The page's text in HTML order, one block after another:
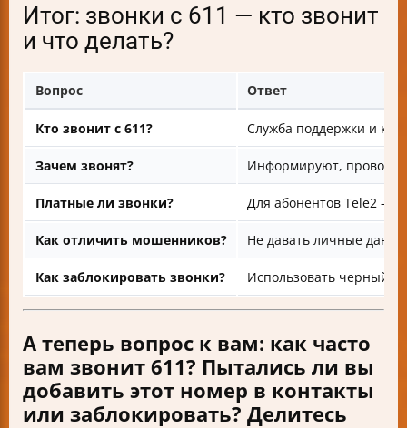
Итог: звонки с 611 — кто звонит
и что делать?
Вопрос Ответ
Кто звонит с 611? Служба поддержки и
Зачем звонят? Информируют,
Платные ли звонки? Для абонентов Tele2 —
Как отличить мошенников? Не давать личные
Как заблокировать звонки? Использовать черный
А теперь вопрос к вам: как часто
вам звонит 611? Пытались ли вы
добавить этот номер в контакты
или заблокировать? Делитесь